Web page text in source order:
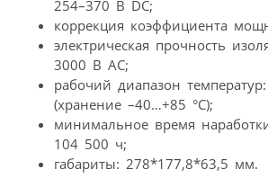
254–370 В DC;
коррекция коэффициента
электрическая прочность
3000 В AC;
рабочий диапазон
(хранение –40…+85 °С);
минимальное время
104 500 ч;
габариты: 278*177,8*63,5 мм.